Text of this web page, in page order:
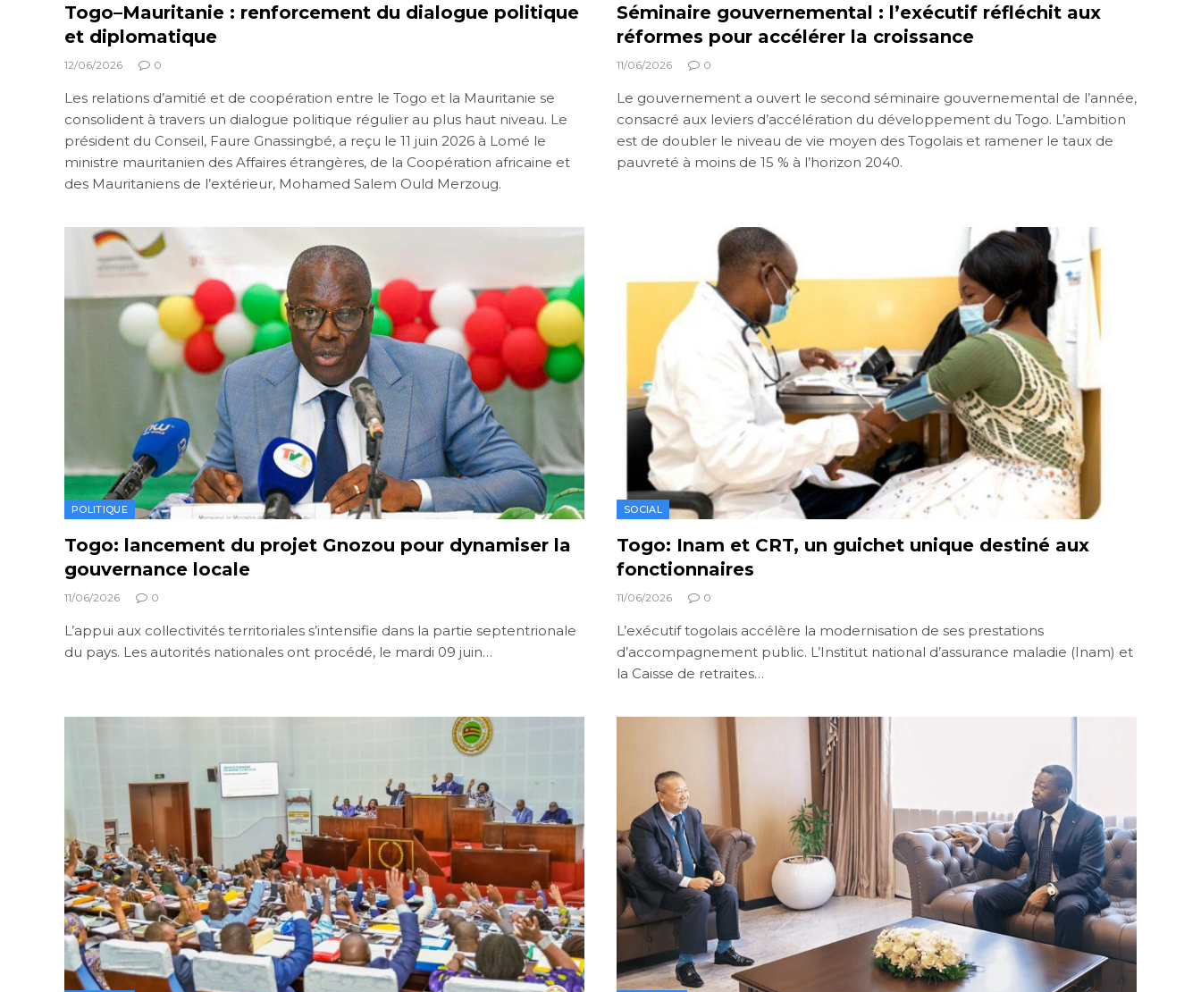
Togo–Mauritanie : renforcement du dialogue politique
et diplomatique
12/06/2026 0
Les relations d’amitié et de coopération entre le Togo et la Mauritanie se
consolident à travers un dialogue politique régulier au plus haut niveau. Le
président du Conseil, Faure Gnassingbé, a reçu le 11 juin 2026 à Lomé le
ministre mauritanien des Affaires étrangères, de la Coopération africaine et
des Mauritaniens de l’extérieur, Mohamed Salem Ould Merzoug.
Séminaire gouvernemental : l’exécutif réfléchit aux
réformes pour accélérer la croissance
11/06/2026 0
Le gouvernement a ouvert le second séminaire gouvernemental de l’année,
consacré aux leviers d’accélération du développement du Togo. L’ambition
est de doubler le niveau de vie moyen des Togolais et ramener le taux de
pauvreté à moins de 15 % à l’horizon 2040.
POLITIQUE
Togo: lancement du projet Gnozou pour dynamiser la
gouvernance locale
11/06/2026 0
L’appui aux collectivités territoriales s’intensifie dans la partie septentrionale
du pays. Les autorités nationales ont procédé, le mardi 09 juin…
SOCIAL
Togo: Inam et CRT, un guichet unique destiné aux
fonctionnaires
11/06/2026 0
L’exécutif togolais accélère la modernisation de ses prestations
d’accompagnement public. L’Institut national d’assurance maladie (Inam) et
la Caisse de retraites…